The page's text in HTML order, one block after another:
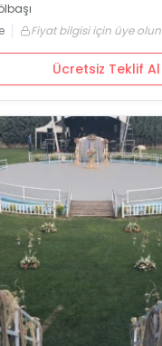
Fiyat bilgisi için üye olun
Ücretsiz Teklif Al